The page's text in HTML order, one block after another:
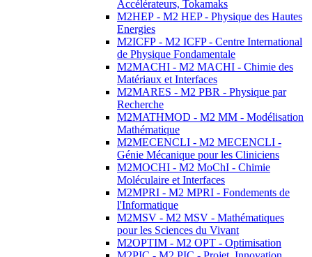
Accélérateurs, Tokamaks
M2HEP - M2 HEP - Physique des Hautes
Energies
M2ICFP - M2 ICFP - Centre International
de Physique Fondamentale
M2MACHI - M2 MACHI - Chimie des
Matériaux et Interfaces
M2MARES - M2 PBR - Physique par
Recherche
M2MATHMOD - M2 MM - Modélisation
Mathématique
M2MECENCLI - M2 MECENCLI -
Génie Mécanique pour les Cliniciens
M2MOCHI - M2 MoChI - Chimie
Moléculaire et Interfaces
M2MPRI - M2 MPRI - Fondements de
l'Informatique
M2MSV - M2 MSV - Mathématiques
pour les Sciences du Vivant
M2OPTIM - M2 OPT - Optimisation